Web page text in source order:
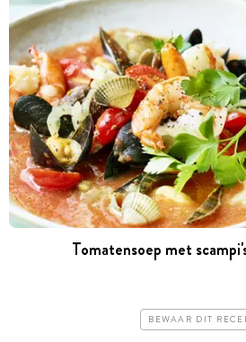
Tomatensoep met
BEWAAR DIT